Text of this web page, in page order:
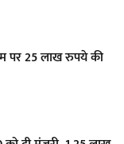
पर 25 लाख रुपये की